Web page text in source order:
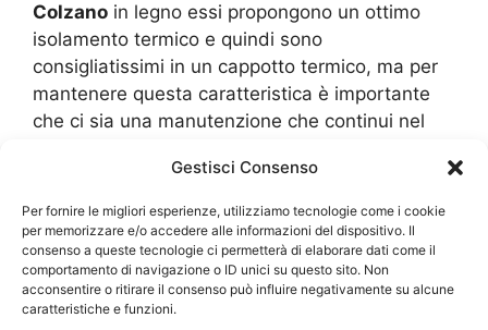
Gestisci Consenso
Per fornire le migliori esperienze, utilizziamo tecnologie come i cookie
per memorizzare e/o accedere alle informazioni del dispositivo. Il
consenso a queste tecnologie ci permetterà di elaborare dati come il
comportamento di navigazione o ID unici su questo sito. Non
acconsentire o ritirare il consenso può influire negativamente su alcune
caratteristiche e funzioni.
Colzano in legno essi propongono un ottimo
isolamento termico e quindi sono
consigliatissimi in un cappotto termico, ma per
mantenere questa caratteristica è importante
che ci sia una manutenzione che continui nel
ultimamente è molto usato perché è anche
economico, almeno rispetto ad altri materiali,
vediamo che essi hanno una maggiore
resistenza alle intemperie e al clima, ma
soffrono di urti, sono facili da graffiare e
scoloriscono rapidamente. Anche in questo